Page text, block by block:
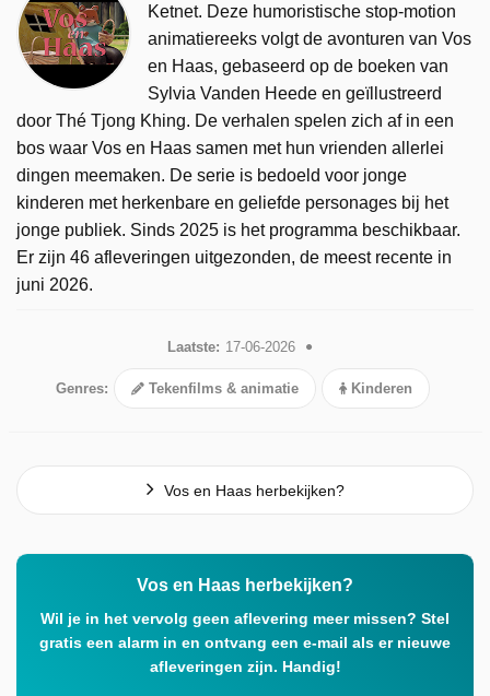
Ketnet. Deze humoristische stop-motion
animatiereeks volgt de avonturen van Vos
en Haas, gebaseerd op de boeken van
Sylvia Vanden Heede en geïllustreerd
door Thé Tjong Khing. De verhalen spelen zich af in een
bos waar Vos en Haas samen met hun vrienden allerlei
dingen meemaken. De serie is bedoeld voor jonge
kinderen met herkenbare en geliefde personages bij het
jonge publiek. Sinds 2025 is het programma beschikbaar.
Er zijn 46 afleveringen uitgezonden, de meest recente in
juni 2026.
Laatste: 17-06-2026
Genres: Tekenfilms & animatie Kinderen
Vos en Haas herbekijken?
Vos en Haas herbekijken?
Wil je in het vervolg geen aflevering meer missen? Stel
gratis een alarm in en ontvang een e-mail als er nieuwe
afleveringen zijn. Handig!